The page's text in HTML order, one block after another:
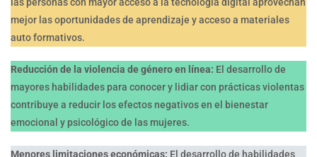
mejor las oportunidades de aprendizaje y acceso a materiales
auto formativos.
Reducción de la violencia de género en línea: El desarrollo de
mayores habilidades para conocer y lidiar con prácticas violentas
contribuye a reducir los efectos negativos en el bienestar
emocional y psicológico de las mujeres.
Menores limitaciones económicas: El desarrollo de habilidades